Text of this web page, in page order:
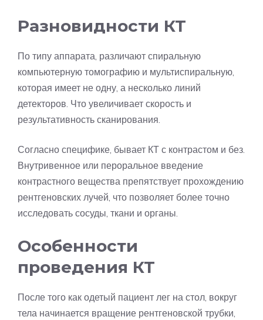
Разновидности КТ
По типу аппарата, различают спиральную
компьютерную томографию и мультиспиральную,
которая имеет не одну, а несколько линий
детекторов. Что увеличивает скорость и
результативность сканирования.
Согласно специфике, бывает КТ с контрастом и без.
Внутривенное или пероральное введение
контрастного вещества препятствует прохождению
рентгеновских лучей, что позволяет более точно
исследовать сосуды, ткани и органы.
Особенности
проведения КТ
После того как одетый пациент лег на стол, вокруг
тела начинается вращение рентгеновской трубки,